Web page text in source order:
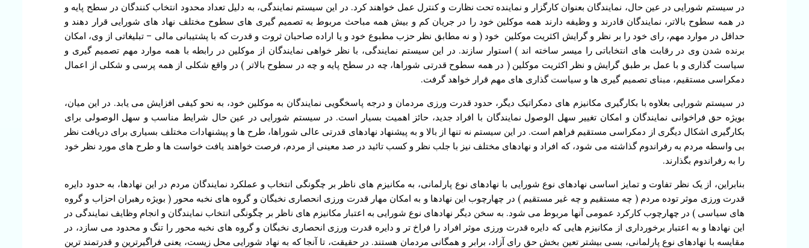
در سیستم شورایی در عین حال، نمایندگان بعنوان کارگزار و نماینده تحت نظارت و کنترل عمل خواهند کرد. در این سیستم نمایندگی، به دلیل تعداد محدود انتخاب کنندگان در سطح پایه و
در همه سطوح بالاتر، نمایندگان قادرند و وظیفه دارند همه موکلین خود را در جریان کم و بیش همه مباحث مربوط به تصمیم گیری های سطوح مختلف نهاد های شورایی قرار دهند و
حداقل در موارد مهم، رای خود را بر نظر و گرایش اکثریت موکلین خود ( و نه مطابق نظر حزب مطبوع خود و یا اراده صاحبان ثروت و قدرت که با پشتیبانی مالی – تبلیغاتی از وی، امکان
برنده شدن وی در رقابت های انتخاباتی را میسر ساخته اند ) استوار سازند. در این سیستم نمایندگی، با نظر خواهی نمایندگان از موکلین در رابطه با همه موارد مهم تصمیم گیری و
سیاست گذاری و با عمل بر طبق گرایش و نظر اکثریت موکلین ( در همه سطوح قدرتی شوراها، چه در سطح پایه و چه در سطوح بالاتر ) در واقع شکلی از همه پرسی و شکلی از اعمال
دمکراسی مستقیم، مبنای تصمیم گیری ها و سیاست گذاری های مهم قرار خواهد گرفت.
در سیستم شورایی بعلاوه با بکارگیری مکانیزم های دمکراتیک دیگر، حدود قدرت ورزی مردمان و درجه پاسخگویی نمایندگان به موکلین خود، به نحو کیفی افزایش می یابد. در این میان،
بویژه حق فراخوانی نمایندگان و امکان تغییر سهل الوصول نمایندگان با افراد جدید، حائز اهمیت بسیار است. در سیستم شورایی در عین حال شرایط مناسب و سهل الوصولی برای
بکارگیری اشکال دیگری از دمکراسی مستقیم فراهم است. در این سیستم نه تنها از بالا و به پیشنهاد نهادهای قدرتی عالی شوراها، طرح ها و پیشنهادات مختلف بسیاری برای دریافت نظر
بی واسطه مردم به رفراندوم گذاشته می شود، که افراد و نهادهای مختلف نیز با جلب نظر و کسب تائید در صد معینی از مردم، فرصت خواهند یافت خواست ها و طرح های مورد نظر خود
را به رفراندوم بگذارند.
بنابراین، از یک نظر تفاوت و تمایز اساسی نهادهای نوع شورایی با نهادهای نوع پارلمانی، به مکانیزم های ناظر بر چگونگی انتخاب و عملکرد نمایندگان مردم در این نهادها، به حدود دایره
قدرت ورزی موثر توده مردم ( چه مستقیم و چه غیر مستقیم ) در چهارچوب این نهادها و به امکان مهار قدرت ورزی انحصاری نخبگان و گروه های نخبه محور ( بویژه رهبران احزاب و گروه
های سیاسی ) در چهارچوب کارکرد عمومی آنها مربوط می شود. به سخن دیگر نهادهای نوع شورایی به اعتبار مکانیزم های ناظر بر چگونگی انتخاب نمایندگان و انجام وظایف نمایندگی در
این نهادها و به اعتبار برخورداری از مکانیزم هایی که دایره قدرت ورزی موثر افراد را فراخ تر و دایره قدرت ورزی انحصاری نخبگان و گروه های نخبه محور را تنگ و محدود می سازد، در
مقایسه با نهادهای نوع پارلمانی، بسی بیشتر تعین بخش حق رای آزاد، برابر و همگانی مردمان هستند. در حقیقت، تا آنجا که به نهاد شورایی محل زیست، یعنی فراگیرترین و قدرتمند ترین